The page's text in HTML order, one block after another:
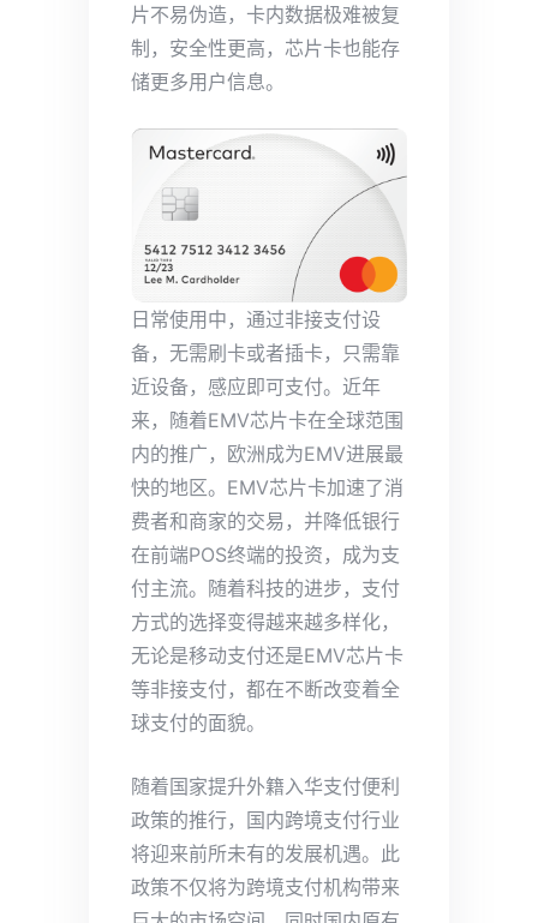
片不易伪造，卡内数据极难被复
制，安全性更高，芯片卡也能存
储更多用户信息。
日常使用中，通过非接支付设
备，无需刷卡或者插卡，只需靠
近设备，感应即可支付。近年
来，随着EMV芯片卡在全球范围
内的推广，欧洲成为EMV进展最
快的地区。EMV芯片卡加速了消
费者和商家的交易，并降低银行
在前端POS终端的投资，成为支
付主流。随着科技的进步，支付
方式的选择变得越来越多样化，
无论是移动支付还是EMV芯片卡
等非接支付，都在不断改变着全
球支付的面貌。
随着国家提升外籍入华支付便利
政策的推行，国内跨境支付行业
将迎来前所未有的发展机遇。此
政策不仅将为跨境支付机构带来